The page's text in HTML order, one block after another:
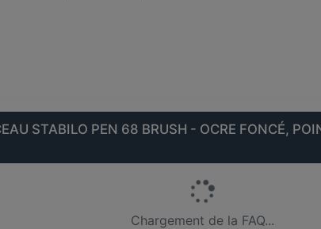
STABILO PEN 68 BRUSH - OCRE FONCÉ,
Chargement de la FAQ...